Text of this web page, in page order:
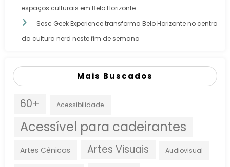
espaços culturais em Belo Horizonte
Sesc Geek Experience transforma Belo Horizonte no centro
da cultura nerd neste fim de semana
Mais Buscados
60+ Acessibilidade
Acessível para cadeirantes
Artes Cênicas Artes Visuais Audiovisual